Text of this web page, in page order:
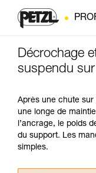
Décrochage
suspendu
Après une chute sur
une longe de
l’ancrage, le poids
du support. Les
simples.